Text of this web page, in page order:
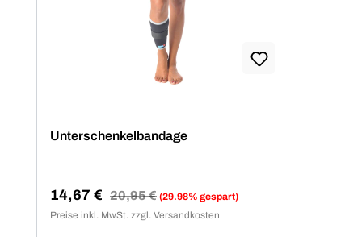
Unterschenkelbandage
Verkaufspreis:
14,67 € Regulärer Preis:
20,95 € (29.98% gespart)
Preise inkl. MwSt. zzgl. Versandkosten